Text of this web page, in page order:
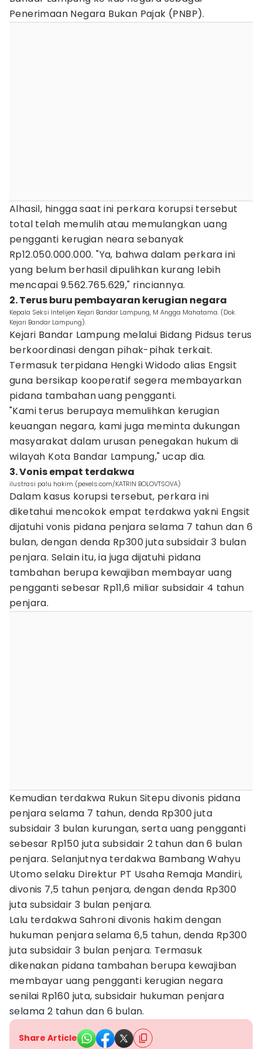
Penerimaan Negara Bukan Pajak (PNBP).
Alhasil, hingga saat ini perkara korupsi tersebut
total telah memulih atau memulangkan uang
pengganti kerugian neara sebanyak
Rp12.050.000.000. "Ya, bahwa dalam perkara ini
yang belum berhasil dipulihkan kurang lebih
mencapai 9.562.765.629," rinciannya.
2. Terus buru pembayaran kerugian negara
Kepala Seksi Intelijen Kejari Bandar Lampung, M Angga Mahatama. (Dok.
Kejari Bandar Lampung).
Kejari Bandar Lampung melalui Bidang Pidsus terus
berkoordinasi dengan pihak-pihak terkait.
Termasuk terpidana Hengki Widodo alias Engsit
guna bersikap kooperatif segera membayarkan
pidana tambahan uang pengganti.
"Kami terus berupaya memulihkan kerugian
keuangan negara, kami juga meminta dukungan
masyarakat dalam urusan penegakan hukum di
wilayah Kota Bandar Lampung," ucap dia.
3. Vonis empat terdakwa
ilustrasi palu hakim (pexels.com/KATRIN BOLOVTSOVA)
Dalam kasus korupsi tersebut, perkara ini
diketahui mencokok empat terdakwa yakni Engsit
dijatuhi vonis pidana penjara selama 7 tahun dan 6
bulan, dengan denda Rp300 juta subsidair 3 bulan
penjara. Selain itu, ia juga dijatuhi pidana
tambahan berupa kewajiban membayar uang
pengganti sebesar Rp11,6 miliar subsidair 4 tahun
penjara.
Kemudian terdakwa Rukun Sitepu divonis pidana
penjara selama 7 tahun, denda Rp300 juta
subsidair 3 bulan kurungan, serta uang pengganti
sebesar Rp150 juta subsidair 2 tahun dan 6 bulan
penjara. Selanjutnya terdakwa Bambang Wahyu
Utomo selaku Direktur PT Usaha Remaja Mandiri,
divonis 7,5 tahun penjara, dengan denda Rp300
juta subsidair 3 bulan penjara.
Lalu terdakwa Sahroni divonis hakim dengan
hukuman penjara selama 6,5 tahun, denda Rp300
juta subsidair 3 bulan penjara. Termasuk
dikenakan pidana tambahan berupa kewajiban
membayar uang pengganti kerugian negara
senilai Rp160 juta, subsidair hukuman penjara
selama 2 tahun dan 6 bulan.
Share Article